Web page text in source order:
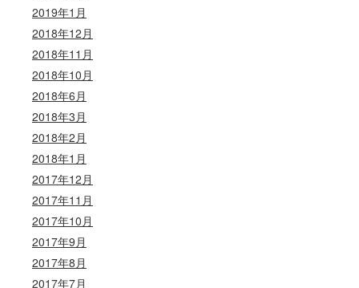
2019年1月
2018年12月
2018年11月
2018年10月
2018年6月
2018年3月
2018年2月
2018年1月
2017年12月
2017年11月
2017年10月
2017年9月
2017年8月
2017年7月